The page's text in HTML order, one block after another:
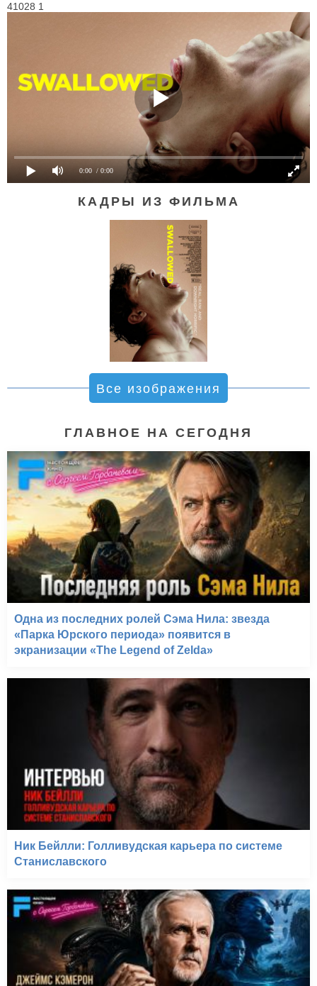
41028 1
0:00 / 0:00
КАДРЫ ИЗ ФИЛЬМА
Все изображения
ГЛАВНОЕ НА СЕГОДНЯ
Одна из последних ролей Сэма Нила: звезда
«Парка Юрского периода» появится в
экранизации «The Legend of Zelda»
Ник Бейлли: Голливудская карьера по системе
Станиславского